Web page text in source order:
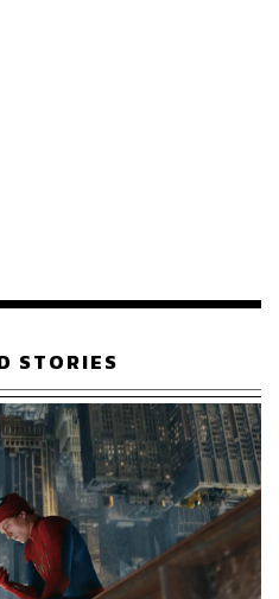
ขา อย่างการดูหนังใน
ในเวลาถัดมา) ว่าง่ายๆ มันคือ
นการดูหนังที่ราคาถูกกว่าโรง
หมือนเป๊ะ แต่ก็อยู่ในระดับที่
ต้องจ่าย) พวกแก๊งสตูดิโอจึง
มึงมีทีวี 60 นิ้วได้ แต่พวกมึงมี
ไม่มีล่ะสิ มีระบบเสียงโอบล้อม
ติพุ่งทะลุจอแบบสมจริงมากๆ
โรงเดี๋ยวนี้
STORIES